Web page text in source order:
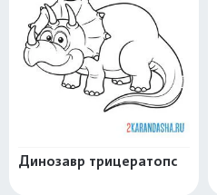
Динозавр трицератопс